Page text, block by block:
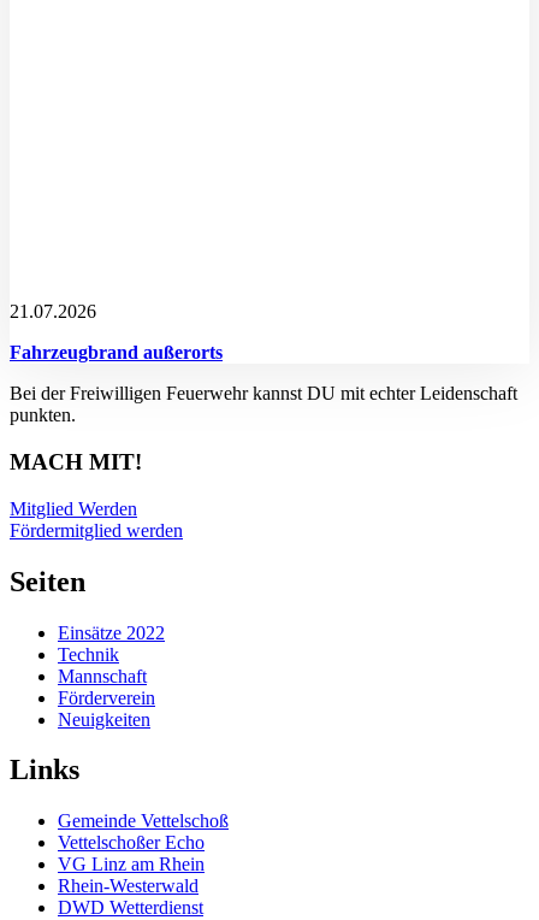
21.07.2026
Fahrzeugbrand außerorts
Bei der Freiwilligen Feuerwehr kannst DU mit echter Leidenschaft
punkten.
MACH MIT!
Mitglied Werden
Fördermitglied werden
Seiten
Einsätze 2022
Technik
Mannschaft
Förderverein
Neuigkeiten
Links
Gemeinde Vettelschoß
Vettelschoßer Echo
VG Linz am Rhein
Rhein-Westerwald
DWD Wetterdienst